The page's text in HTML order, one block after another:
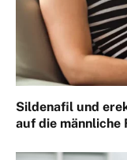
Sildenafil und
auf die